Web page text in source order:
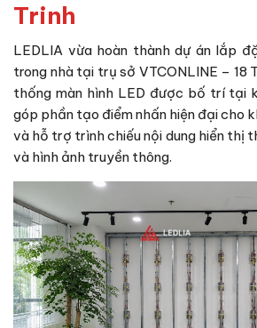
Trinh
LEDLIA vừa hoàn thành dự án lắp
trong nhà tại trụ sở VTCONLINE – 18
thống màn hình LED được bố trí tại
góp phần tạo điểm nhấn hiện đại cho
và hỗ trợ trình chiếu nội dung hiển thị
và hình ảnh truyền thông.